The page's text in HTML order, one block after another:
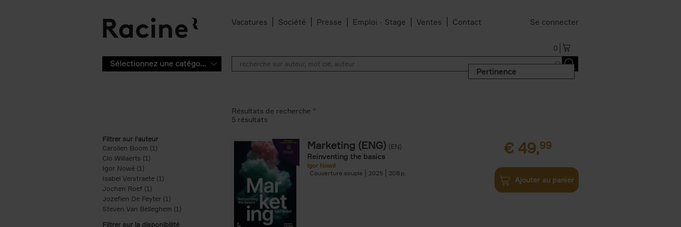
Vacatures Société Presse Emploi - Stage Ventes Contact Se connecter
0
Sélectionnez une catégorie
Pertinence
Filtrer sur l'auteur
Carolien Boom (1)
Clo Willaerts (1)
Igor Nowé (1)
Isabel Verstraete (1) Apply Isabel Verstraete filter
Jochen Roef (1)
Jozefien De Feyter (1) Apply Jozefien De Feyter filter
Steven Van Belleghem (1) Apply Steven Van Belleghem filter
Filtrer sur la disponibilité
Résultats de recherche ''
5 résultats
Marketing (ENG) (EN)
Reinventing the basics
Igor Nowé
Couverture souple
2025 208
€ 49,99
Ajouter au panier